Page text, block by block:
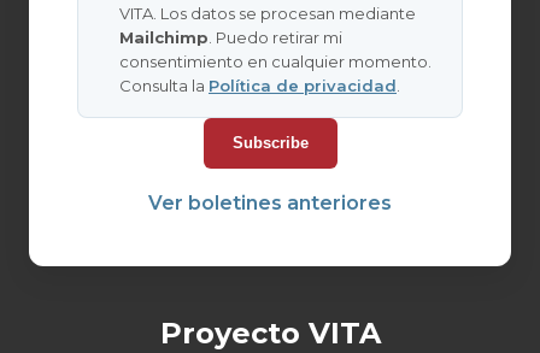
VITA. Los datos se procesan mediante
Mailchimp . Puedo retirar mi
consentimiento en cualquier momento.
Consulta la Política de privacidad
Ver boletines anteriores
Proyecto VITA